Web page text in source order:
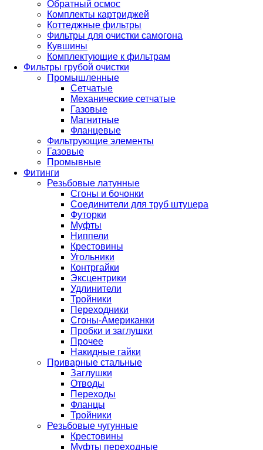
Обратный осмос
Комплекты картриджей
Коттеджные фильтры
Фильтры для очистки самогона
Кувшины
Комплектующие к фильтрам
Фильтры грубой очистки
Промышленные
Сетчатые
Механические сетчатые
Газовые
Магнитные
Фланцевые
Фильтрующие элементы
Газовые
Промывные
Фитинги
Резьбовые латунные
Сгоны и бочонки
Соединители для труб штуцера
Футорки
Муфты
Ниппели
Крестовины
Угольники
Контргайки
Эксцентрики
Удлинители
Тройники
Переходники
Сгоны-Американки
Пробки и заглушки
Прочее
Накидные гайки
Приварные стальные
Заглушки
Отводы
Переходы
Фланцы
Тройники
Резьбовые чугунные
Крестовины
Муфты переходные